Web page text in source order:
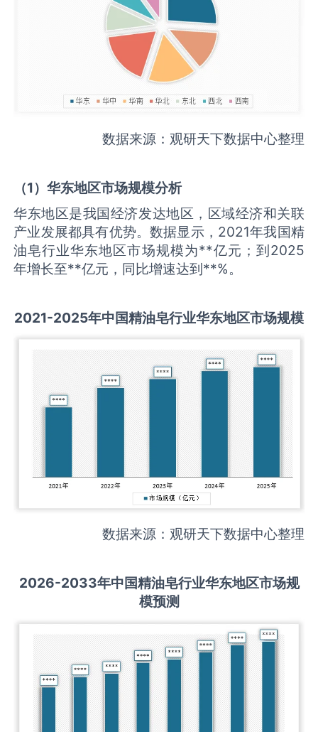
数据来源：观研天下数据中心整理
（1）华东地区市场规模分析
华东地区是我国经济发达地区，区域经济和关联
产业发展都具有优势。数据显示，2021年我国精
油皂行业华东地区市场规模为**亿元；到2025
年增长至**亿元，同比增速达到**%。
2021-2025年中国精油皂行业华东地区市场规模
数据来源：观研天下数据中心整理
2026-2033年中国精油皂行业华东地区市场规
模预测